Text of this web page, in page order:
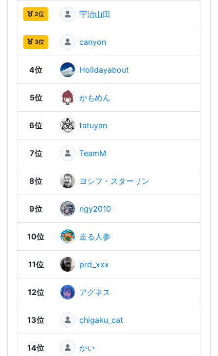
2位 宇治山田
3位 canyon
4位 Holidayabout
5位 かもめん
6位 tatuyan
7位 TeamM
8位 ヨシフ・スターリン
9位 ngy2010
10位 走る人参
11位 prd_xxx
12位 アグネス
13位 chigaku_cat
14位 かい